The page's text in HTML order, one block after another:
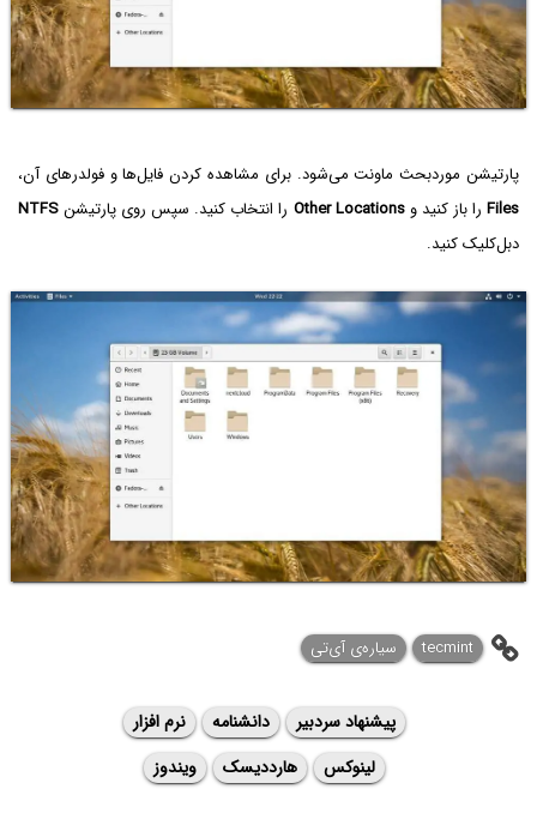
پارتیشن موردبحث ماونت می‌شود. برای مشاهده کردن فایل‌ها و فولدرهای آن،
Filesرا باز کنید وOther Locations را انتخاب کنید. سپس روی پارتیشنNTFS
دبل‌کلیک کنید.
tecmint سیاره‌ی آی‌تی
پیشنهاد سردبیر دانشنامه
نرم افزار
لینوکس
هارددیسک ویندوز